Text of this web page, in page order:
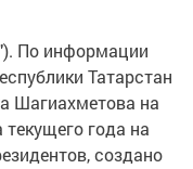
По информации
Татарстан
Шагиахметова на
года на
создано